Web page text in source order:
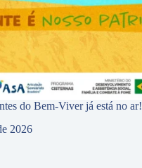
do Bem-Viver já está no ar!
2026